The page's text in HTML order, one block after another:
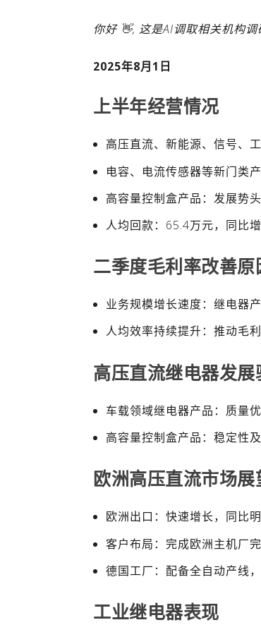
你好 👋, 这是AI调取相关机构
2025年8月1日
上半年经营情况
高压直流、新能源、信号、
电容、电流传感器等新门类
高容量控制盒产品：发展势
人均回款：65.4万元，同比
二季度毛利率改善原
业务规模增长速度：继电器
人均效率持续提升：推动毛
高压直流继电器发展
车载领域继电器产品：质量
高容量控制盒产品：稳定性
欧洲高压直流市场展
欧洲出口：快速增长，同比
客户布局：完成欧洲主机厂
德国工厂：配备全自动产线
工业继电器表现